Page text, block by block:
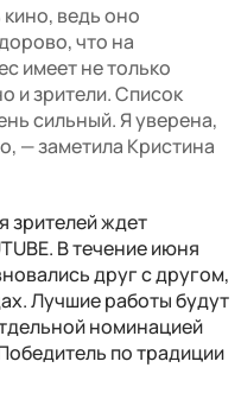
ведь оно
что на
имеет не только
и зрители. Список
сильный. Я уверена,
— заметила Кристина
зрителей ждет
В течение июня
друг с другом,
Лучшие работы будут
номинацией
по традиции